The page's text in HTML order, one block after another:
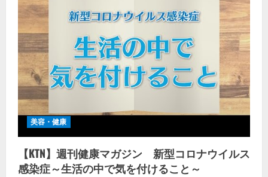
美容・健康
【KTN】週刊健康マガジン 新型コロナウイルス
感染症～生活の中で気を付けること～